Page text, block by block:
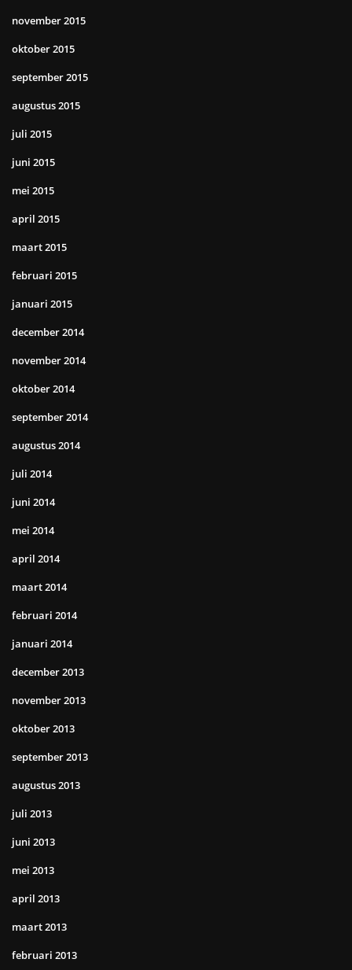
november 2015
oktober 2015
september 2015
augustus 2015
juli 2015
juni 2015
mei 2015
april 2015
maart 2015
februari 2015
januari 2015
december 2014
november 2014
oktober 2014
september 2014
augustus 2014
juli 2014
juni 2014
mei 2014
april 2014
maart 2014
februari 2014
januari 2014
december 2013
november 2013
oktober 2013
september 2013
augustus 2013
juli 2013
juni 2013
mei 2013
april 2013
maart 2013
februari 2013